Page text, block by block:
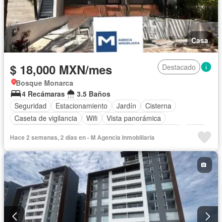
Casa
$ 18,000 MXN/mes
Destacado
Bosque Monarca
4 Recámaras
3.5 Baños
Seguridad
Estacionamiento Jardín
Cisterna
Caseta de vigilancia
Wifi
Vista panorámica
Agua
Internet
Sin amueblar
Hace 2 semanas, 2 días en - M Agencia Inmobiliaria